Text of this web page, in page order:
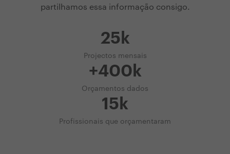
partilhamos essa informação consigo.
25k
Projectos mensais
+400k
Orçamentos dados
15k
Profissionais que orçamentaram